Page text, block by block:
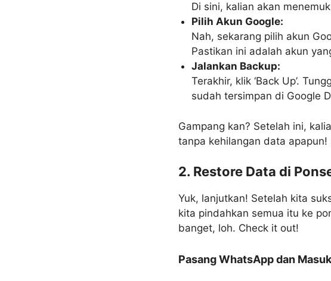
Di sini, kalian akan
Pilih Akun Google:
Nah, sekarang pilih akun
Pastikan ini adalah akun
Jalankan Backup:
Terakhir, klik ‘Back Up’.
sudah tersimpan di Google
Gampang kan? Setelah ini,
tanpa kehilangan data
2. Restore Data di
Yuk, lanjutkan! Setelah kita
kita pindahkan semua itu ke
banget, loh. Check it out!
Pasang WhatsApp dan